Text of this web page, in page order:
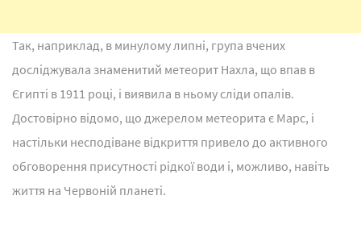
Так, наприклад, в минулому липні, група вчених
досліджувала знаменитий метеорит Нахла, що впав в
Єгипті в 1911 році, і виявила в ньому сліди опалів.
Достовірно відомо, що джерелом метеорита є Марс, і
настільки несподіване відкриття привело до активного
обговорення присутності рідкої води і, можливо, навіть
життя на Червоній планеті.